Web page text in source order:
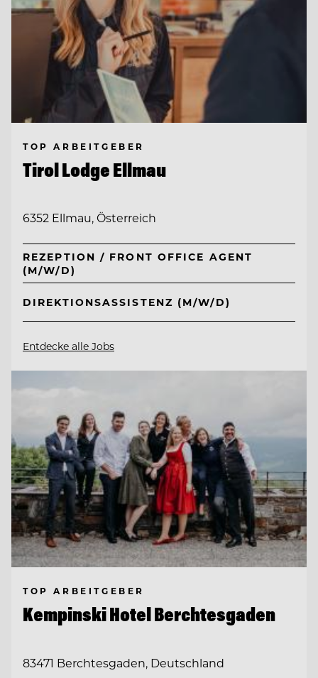
TOP ARBEITGEBER
Tirol Lodge Ellmau
6352 Ellmau, Österreich
REZEPTION / FRONT OFFICE AGENT
(M/W/D)
DIREKTIONSASSISTENZ (M/W/D)
Entdecke alle Jobs
TOP ARBEITGEBER
Kempinski Hotel Berchtesgaden
83471 Berchtesgaden, Deutschland